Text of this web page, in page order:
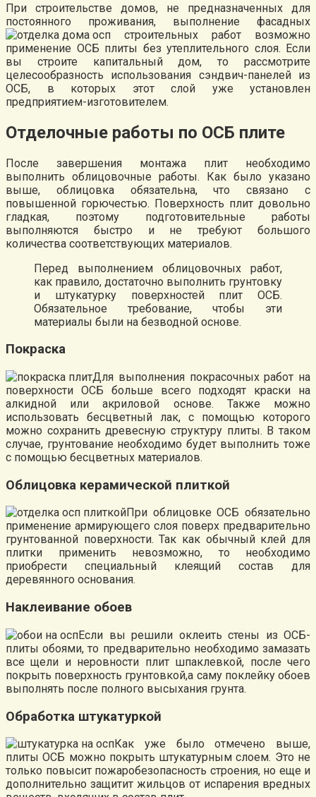
При строительстве домов, не предназначенных для
постоянного проживания, выполнение фасадных
строительных работ возможно
применение ОСБ плиты без утеплительного слоя. Если
вы строите капитальный дом, то рассмотрите
целесообразность использования сэндвич-панелей из
ОСБ, в которых этот слой уже установлен
предприятием-изготовителем.
Отделочные работы по ОСБ плите
После завершения монтажа плит необходимо
выполнить облицовочные работы. Как было указано
выше, облицовка обязательна, что связано с
повышенной горючестью. Поверхность плит довольно
гладкая, поэтому подготовительные работы
выполняются быстро и не требуют большого
количества соответствующих материалов.
Перед выполнением облицовочных работ,
как правило, достаточно выполнить грунтовку
и штукатурку поверхностей плит ОСБ.
Обязательное требование, чтобы эти
материалы были на безводной основе.
Покраска
Для выполнения покрасочных работ на
поверхности ОСБ больше всего подходят краски на
алкидной или акриловой основе. Также можно
использовать бесцветный лак, с помощью которого
можно сохранить древесную структуру плиты. В таком
случае, грунтование необходимо будет выполнить тоже
с помощью бесцветных материалов.
Облицовка керамической плиткой
При облицовке ОСБ обязательно
применение армирующего слоя поверх предварительно
грунтованной поверхности. Так как обычный клей для
плитки применить невозможно, то необходимо
приобрести специальный клеящий состав для
деревянного основания.
Наклеивание обоев
Если вы решили оклеить стены из ОСБ-
плиты обоями, то предварительно необходимо замазать
все щели и неровности плит шпаклевкой, после чего
покрыть поверхность грунтовкой,а саму поклейку обоев
выполнять после полного высыхания грунта.
Обработка штукатуркой
Как уже было отмечено выше,
плиты ОСБ можно покрыть штукатурным слоем. Это не
только повысит пожаробезопасность строения, но еще и
дополнительно защитит жильцов от испарения вредных